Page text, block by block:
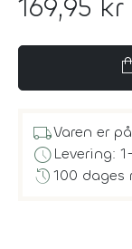
169,95 kr
local_shippingVaren er
scheduleLevering:
history100 dages